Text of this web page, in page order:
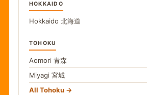
HOKKAIDO
Hokkaido 北海道
TOHOKU
Aomori 青森
Miyagi 宮城
All Tohoku